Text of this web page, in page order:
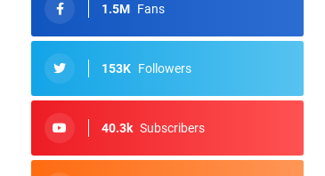
1.5M Fans
153K Followers
40.3k Subscribers